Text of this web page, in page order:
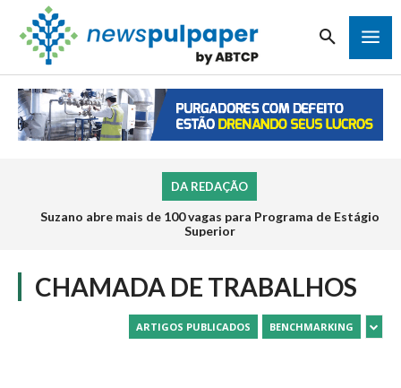
DA REDAÇÃO
Suzano abre mais de 100 vagas para Programa de Estágio
Superior
CHAMADA DE TRABALHOS
ARTIGOS PUBLICADOS BENCHMARKING